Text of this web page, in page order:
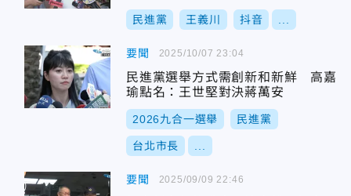
民進黨 王義川 抖音
要聞
民進黨選舉方式需創新和新鮮 高嘉
瑜點名：王世堅對決蔣萬安
2026九合一選舉 民進黨
台北市長
2025/10/07 23:04
要聞 2025/09/09 22:46